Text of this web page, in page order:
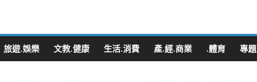
旅遊.娛樂 文教.健康 生活.消費 產.經.商業 .體育 專題